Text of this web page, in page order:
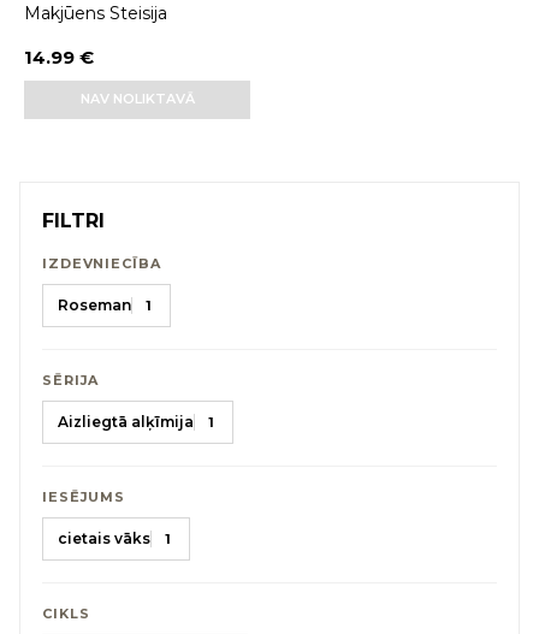
FILTRI
IZDEVNIECĪBA
Roseman 1
SĒRIJA
Aizliegtā alķīmija 1
IESĒJUMS
cietais vāks 1
CIKLS
Makjūens Steisija
14.99 €
NAV NOLIKTAVĀ